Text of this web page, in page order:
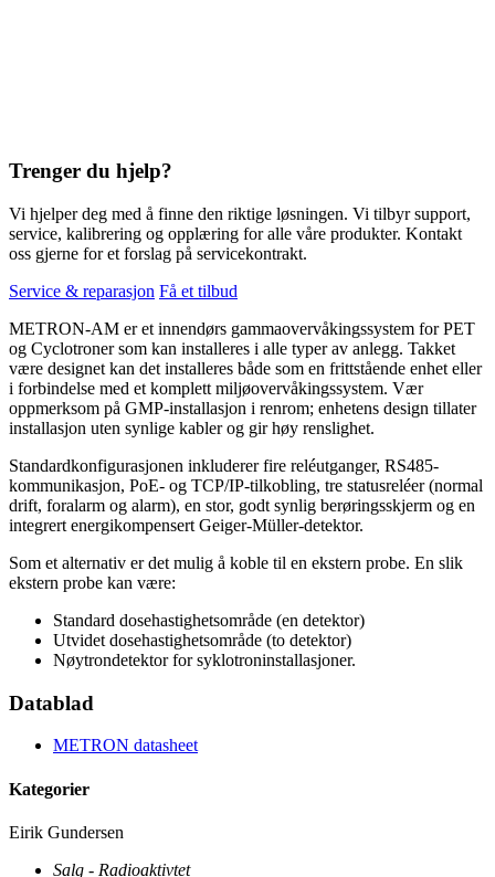
Trenger du hjelp?
Vi hjelper deg med å finne den riktige løsningen. Vi tilbyr support,
service, kalibrering og opplæring for alle våre produkter. Kontakt
oss gjerne for et forslag på servicekontrakt.
Service & reparasjon Få et tilbud
METRON-AM er et innendørs gammaovervåkingssystem for PET
og Cyclotroner som kan installeres i alle typer av anlegg. Takket
være designet kan det installeres både som en frittstående enhet eller
i forbindelse med et komplett miljøovervåkingssystem. Vær
oppmerksom på GMP-installasjon i renrom; enhetens design tillater
installasjon uten synlige kabler og gir høy renslighet.
Standardkonfigurasjonen inkluderer fire reléutganger, RS485-
kommunikasjon, PoE- og TCP/IP-tilkobling, tre statusreléer (normal
drift, foralarm og alarm), en stor, godt synlig berøringsskjerm og en
integrert energikompensert Geiger-Müller-detektor.
Som et alternativ er det mulig å koble til en ekstern probe. En slik
ekstern probe kan være:
Standard dosehastighetsområde (en detektor)
Utvidet dosehastighetsområde (to detektor)
Nøytrondetektor for syklotroninstallasjoner.
Datablad
METRON datasheet
Kategorier
Eirik Gundersen
Salg - Radioaktivtet